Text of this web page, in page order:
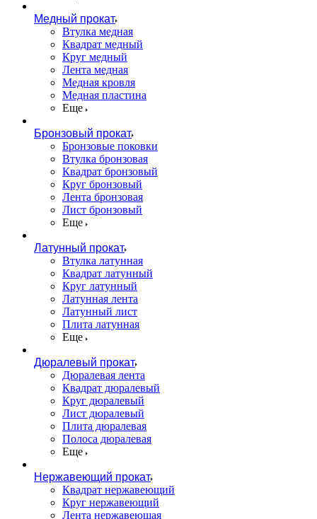
Медный прокат
Втулка медная
Квадрат медный
Круг медный
Лента медная
Медная кровля
Медная пластина
Еще
Бронзовый прокат
Бронзовые поковки
Втулка бронзовая
Квадрат бронзовый
Круг бронзовый
Лента бронзовая
Лист бронзовый
Еще
Латунный прокат
Втулка латунная
Квадрат латунный
Круг латунный
Латунная лента
Латунный лист
Плита латунная
Еще
Дюралевый прокат
Дюралевая лента
Квадрат дюралевый
Круг дюралевый
Лист дюралевый
Плита дюралевая
Полоса дюралевая
Еще
Нержавеющий прокат
Квадрат нержавеющий
Круг нержавеющий
Лента нержавеющая